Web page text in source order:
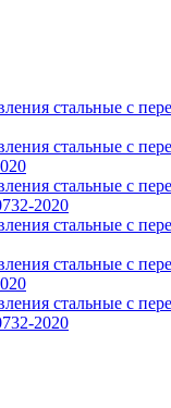
стальные с
стальные с
стальные с
2020
стальные с
стальные с
стальные с
2020